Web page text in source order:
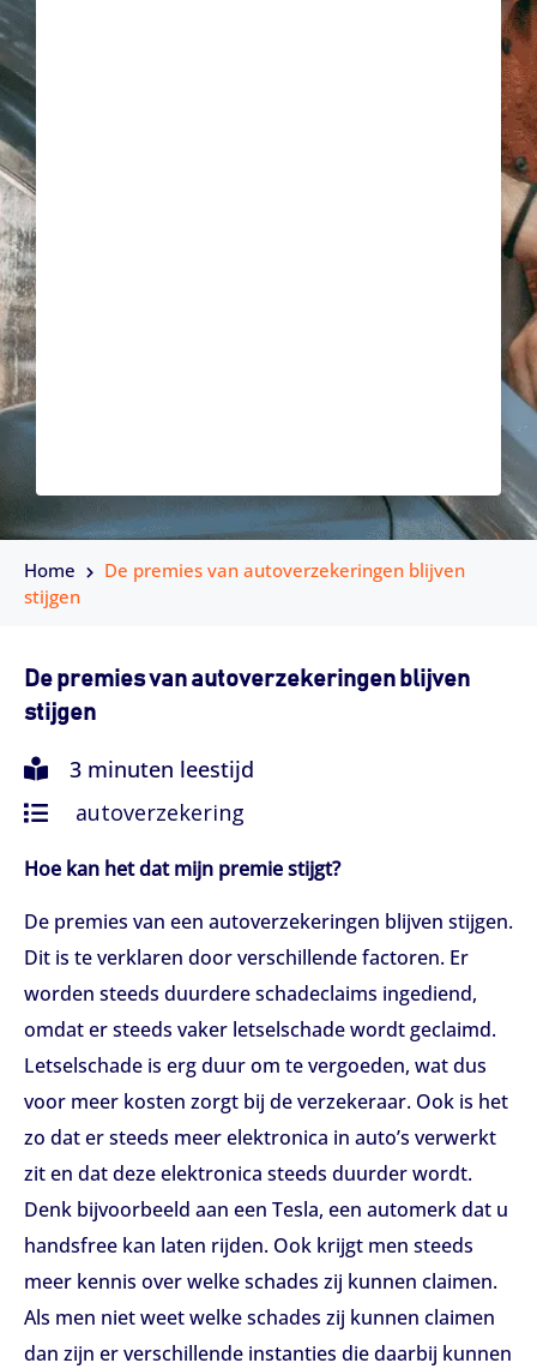
Home
De premies van autoverzekeringen blijven
stijgen
De premies van autoverzekeringen blijven
stijgen
3 minuten leestijd
autoverzekering
Hoe kan het dat mijn premie stijgt?
De premies van een autoverzekeringen blijven stijgen.
Dit is te verklaren door verschillende factoren. Er
worden steeds duurdere schadeclaims ingediend,
omdat er steeds vaker letselschade wordt geclaimd.
Letselschade is erg duur om te vergoeden, wat dus
voor meer kosten zorgt bij de verzekeraar. Ook is het
zo dat er steeds meer elektronica in auto’s verwerkt
zit en dat deze elektronica steeds duurder wordt.
Denk bijvoorbeeld aan een Tesla, een automerk dat u
handsfree kan laten rijden. Ook krijgt men steeds
meer kennis over welke schades zij kunnen claimen.
Als men niet weet welke schades zij kunnen claimen
dan zijn er verschillende instanties die daarbij kunnen